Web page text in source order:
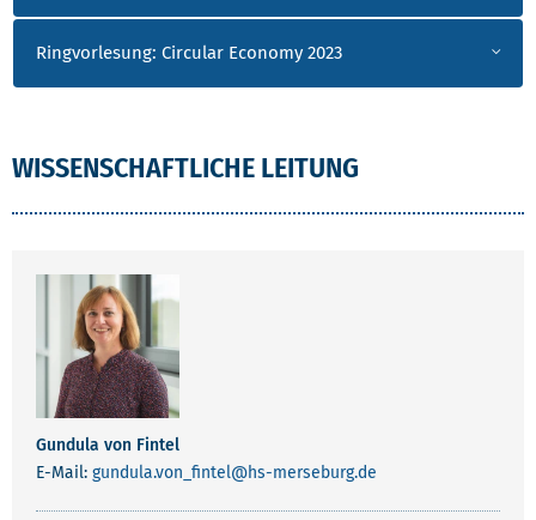
Ringvorlesung: Circular Economy 2023
WISSENSCHAFTLICHE LEITUNG
Gundula von Fintel
E-Mail: gundula.von_fintel@hs-merseburg.de